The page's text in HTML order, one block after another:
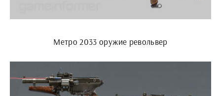
Метро 2033 оружие револьвер